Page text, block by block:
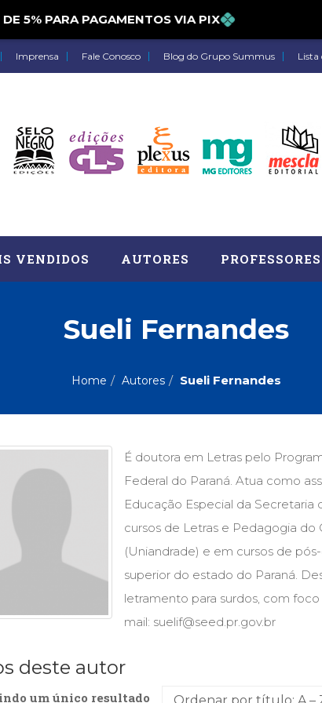
5% PARA PAGAMENTOS VIA PIX
Imprensa Fale Conosco Blog do Grupo Summus Lista
Comportamento (417)
Economia, Negócios (31)
Jornalismo (57)
Literatura, Ficção, Ensaios (69)
Psicodrama (200)
Puericultura (23)
Treinamento e RH (65)
VENDIDOS AUTORES PROFESSORES
Sueli Fernandes
Home Autores Sueli Fernandes
É doutora em Letras pelo
Federal do Paraná. Atua como
Educação Especial da Secretaria
cursos de Letras e Pedagogia
(Uniandrade) e em cursos de
superior do estado do Paraná.
letramento para surdos, com
mail: suelif@seed.pr.gov.br
deste autor
um único resultado